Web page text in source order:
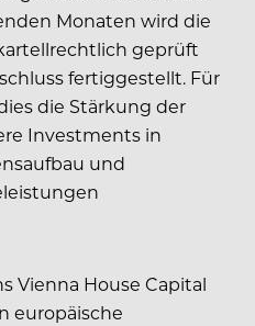
Monaten wird die
geprüft
fertiggestellt. Für
die Stärkung der
Investments in
und
Vienna House Capital
europäische